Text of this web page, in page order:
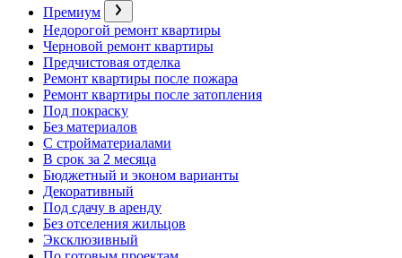
Премиум
Недорогой ремонт квартиры
Черновой ремонт квартиры
Предчистовая отделка
Ремонт квартиры после пожара
Ремонт квартиры после затопления
Под покраску
Без материалов
С стройматериалами
В срок за 2 месяца
Бюджетный и эконом варианты
Декоративный
Под сдачу в аренду
Без отселения жильцов
Эксклюзивный